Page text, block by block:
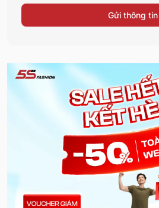
Gửi thông tin